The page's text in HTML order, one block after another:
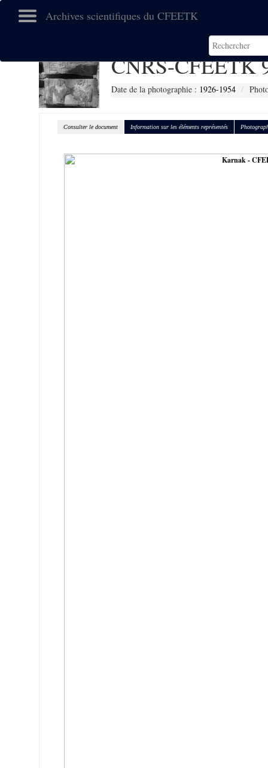
Archives scientifiques du CFEETK
CNRS-CFEETK
Date de la photographie : 1926-1954
Consulter le document Information sur les éléments représentés